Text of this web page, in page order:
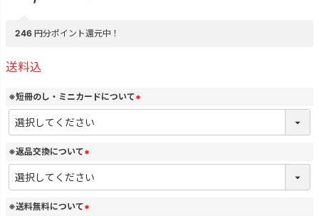
246 円分ポイント還元中！
送料込
※短冊のし・ミニカードについて
(
須
※返品交換について
(
必
須
)
※送料無料について